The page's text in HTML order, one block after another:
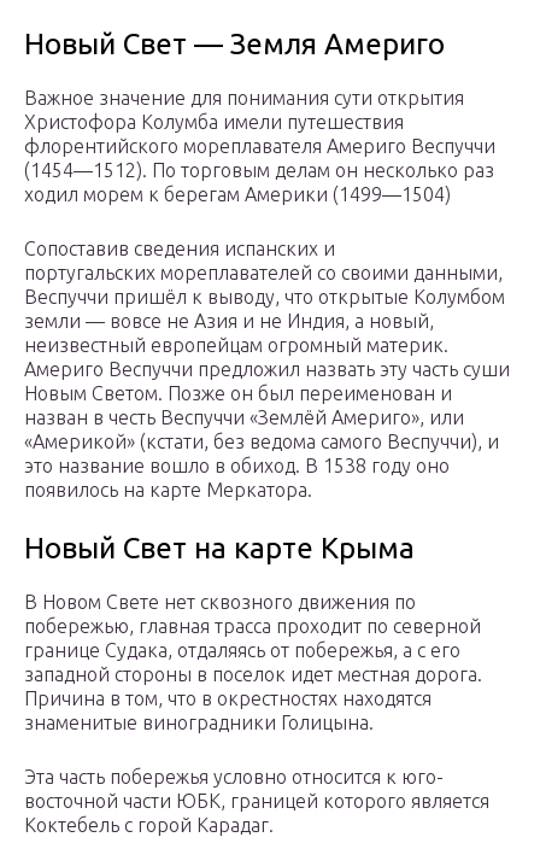
Новый Свет — Земля Америго
Важное значение для понимания сути открытия
Христофора Колумба имели путешествия
флорентийского мореплавателя Америго Веспуччи
(1454—1512). По торговым делам он несколько раз
ходил морем к берегам Америки (1499—1504)
Сопоставив сведения испанских и
португальских мореплавателей со своими данными,
Веспуччи пришёл к выводу, что открытые Колумбом
земли — вовсе не Азия и не Индия, а новый,
неизвестный европейцам огромный материк.
Америго Веспуччи предложил назвать эту часть суши
Новым Светом. Позже он был переименован и
назван в честь Веспуччи «Землёй Америго», или
«Америкой» (кстати, без ведома самого Веспуччи), и
это название вошло в обиход. В 1538 году оно
появилось на карте Меркатора.
Новый Свет на карте Крыма
В Новом Свете нет сквозного движения по
побережью, главная трасса проходит по северной
границе Судака, отдаляясь от побережья, а с его
западной стороны в поселок идет местная дорога.
Причина в том, что в окрестностях находятся
знаменитые виноградники Голицына.
Эта часть побережья условно относится к юго-
восточной части ЮБК, границей которого является
Коктебель с горой Карадаг.